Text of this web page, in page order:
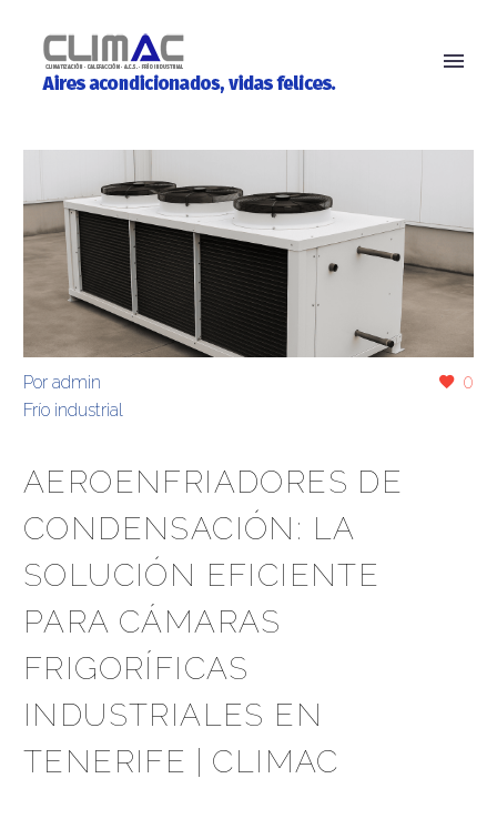
0
Por admin
Frío industrial
AEROENFRIADORES DE
CONDENSACIÓN: LA
SOLUCIÓN EFICIENTE
PARA CÁMARAS
FRIGORÍFICAS
INDUSTRIALES EN
TENERIFE | CLIMAC